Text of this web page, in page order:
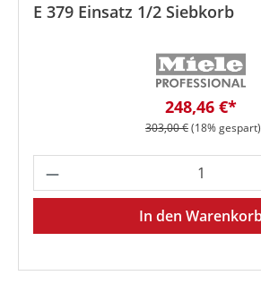
E 379 Einsatz 1/2 Siebkorb
Verkaufspreis:
248,46 €*
Regulärer Preis:
303,00 €(18% gespart)
Produkt Anzahl: Gib
In den